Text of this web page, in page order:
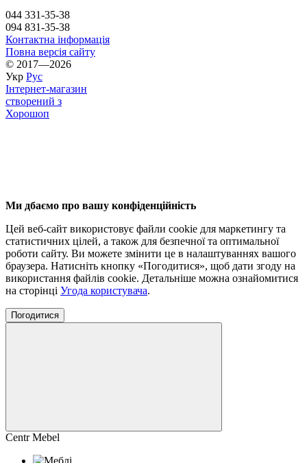
044 331-35-38
094 831-35-38
Контактна інформація
Повна версія сайту
© 2017—2026
Укр Рус
Інтернет-магазин
створений з
Хорошоп
Ми дбаємо про вашу конфіденційність
Цей веб-сайт використовує файли cookie для маркетингу та
статистичних цілей, а також для безпечної та оптимальної
роботи сайту. Ви можете змінити це в налаштуваннях вашого
браузера. Натисніть кнопку «Погодитися», щоб дати згоду на
використання файлів cookie. Детальніше можна ознайомитися
на сторінці Угода користувача.
Погодитися
Centr Mebel